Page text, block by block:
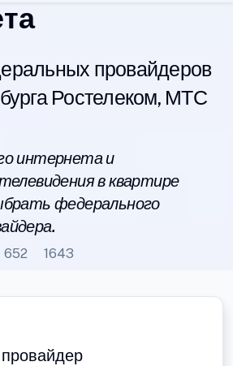
провайдеров
Ростелеком, МТС
интернета и
в квартире
федерального
652 1643